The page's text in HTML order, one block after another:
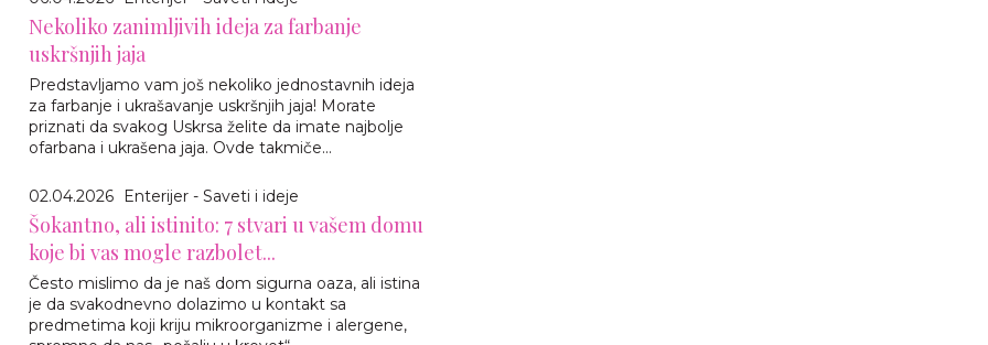
Nekoliko zanimljivih ideja za farbanje
uskršnjih jaja
Predstavljamo vam još nekoliko jednostavnih ideja
za farbanje i ukrašavanje uskršnjih jaja! Morate
priznati da svakog Uskrsa želite da imate najbolje
ofarbana i ukrašena jaja. Ovde takmiče...
02.04.2026 Enterijer - Saveti i ideje
Šokantno, ali istinito: 7 stvari u vašem domu
koje bi vas mogle razbolet...
Često mislimo da je naš dom sigurna oaza, ali istina
je da svakodnevno dolazimo u kontakt sa
predmetima koji kriju mikroorganizme i alergene,